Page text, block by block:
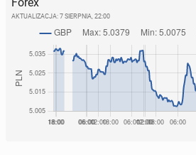
Forex
AKTUALIZACJA: 7 SIERPNIA, 22:00